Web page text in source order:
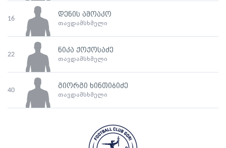
16
დენის ამოაკო
თავდამსხმელი
22
ნიკა ქოქოსაძე
თავდამსხმელი
40
გიორგი ხინთიბიძე
თავდამსხმელი